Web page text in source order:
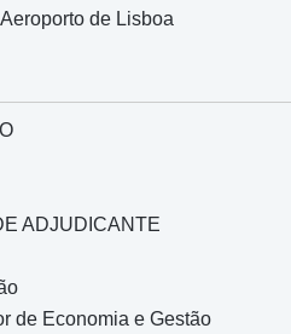
de Lisboa
ADJUDICANTE
de Economia e Gestão